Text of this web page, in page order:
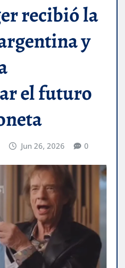
recibió la
y
el futuro
Jun 26, 2026 0